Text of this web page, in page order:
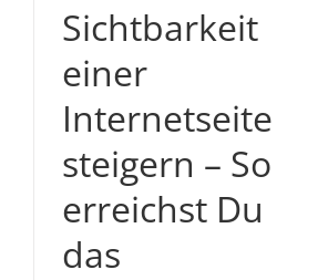
Sichtbarkeit
einer
Internetseite
steigern – So
erreichst Du
das